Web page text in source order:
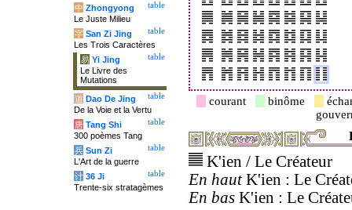
courant binôme
K'ien / Le Créateur
En hautK'ien : Le
En bas K'ien : Le
table
中 Zhongyong
Le Juste Milieu
table
字 San Zi Jing
Les Trois Caractères
table
易 Yi Jing
Le Livre des
Mutations
table
道 Dao De Jing
De la Voie et la Vertu
table
唐 Tang Shi
300 poèmes Tang
table
兵 Sun Zi
L'Art de la guerre
table
计 36 Ji
Trente-six stratagèmes